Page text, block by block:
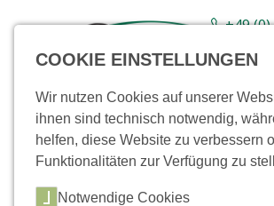
+49
Sortiment Neuware
COOKIE EINSTELLUNGEN
Wir nutzen Cookies auf unserer
ihnen sind technisch notwendig,
helfen, diese Website zu verbessern
Funktionalitäten zur Verfügung zu
Notwendige Cookies